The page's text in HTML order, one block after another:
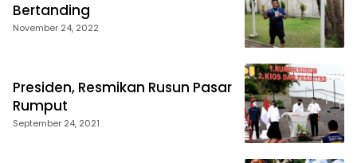
Bertanding
November 24, 2022
Presiden, Resmikan Rusun Pasar
Rumput
September 24, 2021